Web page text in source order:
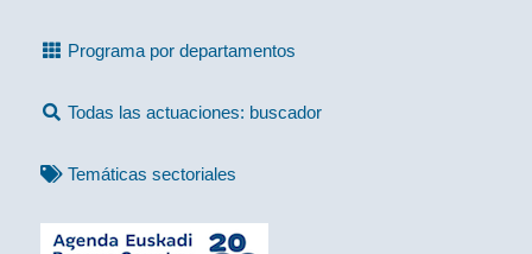
Programa por departamentos
Todas las actuaciones: buscador
Temáticas sectoriales